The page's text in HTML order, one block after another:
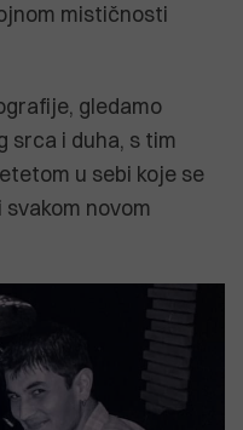
mističnosti
gledamo
srca i duha, s tim
u sebi koje se
novom